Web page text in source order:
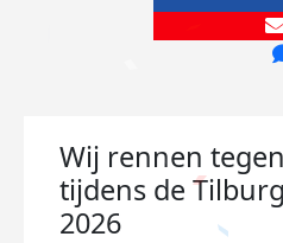
Wij rennen
tijdens de
2026